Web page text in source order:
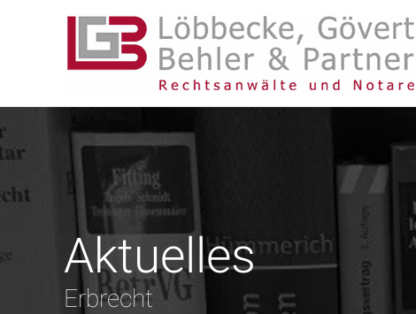
Aktuelles
Erbrecht